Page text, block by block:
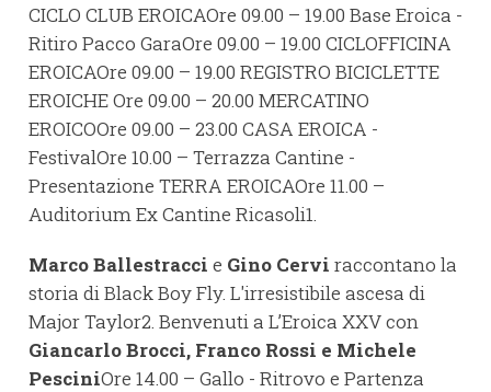
CICLO CLUB EROICAOre 09.00 – 19.00 Base Eroica -
Ritiro Pacco GaraOre 09.00 – 19.00 CICLOFFICINA
EROICAOre 09.00 – 19.00 REGISTRO BICICLETTE
EROICHE Ore 09.00 – 20.00 MERCATINO
EROICOOre 09.00 – 23.00 CASA EROICA -
FestivalOre 10.00 – Terrazza Cantine -
Presentazione TERRA EROICAOre 11.00 –
Auditorium Ex Cantine Ricasoli1.
Marco Ballestracci e Gino Cervi raccontano la
storia di Black Boy Fly. L'irresistibile ascesa di
Major Taylor2. Benvenuti a L’Eroica XXV con
Giancarlo Brocci, Franco Rossi e Michele
PesciniOre 14.00 – Gallo - Ritrovo e Partenza